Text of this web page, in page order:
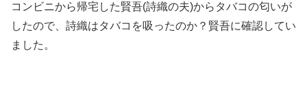
コンビニから帰宅した賢吾(詩織の夫)からタバコの匂いが
したので、詩織はタバコを吸ったのか？賢吾に確認してい
ました。